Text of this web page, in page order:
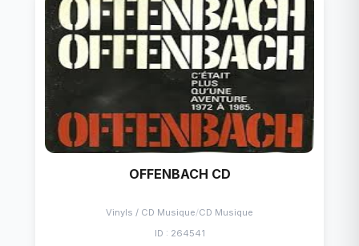
OFFENBACH CD
Vinyls / CD Musique/CD Musique
ID : 264541